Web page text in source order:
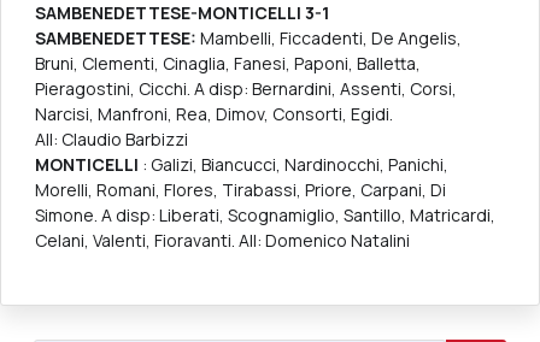
SAMBENEDETTESE-MONTICELLI 3-1
SAMBENEDETTESE: Mambelli, Ficcadenti, De Angelis,
Bruni, Clementi, Cinaglia, Fanesi, Paponi, Balletta,
Pieragostini, Cicchi. A disp: Bernardini, Assenti, Corsi,
Narcisi, Manfroni, Rea, Dimov, Consorti, Egidi.
All: Claudio Barbizzi
MONTICELLI : Galizi, Biancucci, Nardinocchi, Panichi,
Morelli, Romani, Flores, Tirabassi, Priore, Carpani, Di
Simone. A disp: Liberati, Scognamiglio, Santillo, Matricardi,
Celani, Valenti, Fioravanti. All: Domenico Natalini